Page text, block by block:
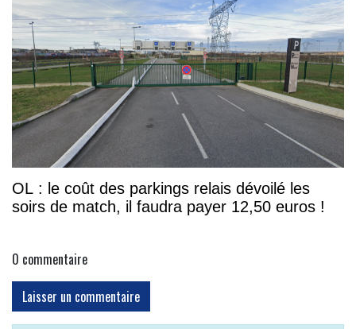
OL : le coût des parkings relais dévoilé les
soirs de match, il faudra payer 12,50 euros !
0 commentaire
Laisser un commentaire